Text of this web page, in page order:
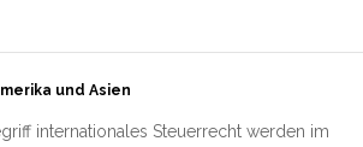
und Asien
internationales Steuerrecht werden im